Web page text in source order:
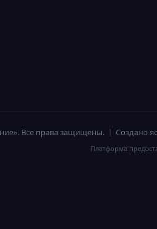
Все права защищены. | Создано
Платформа